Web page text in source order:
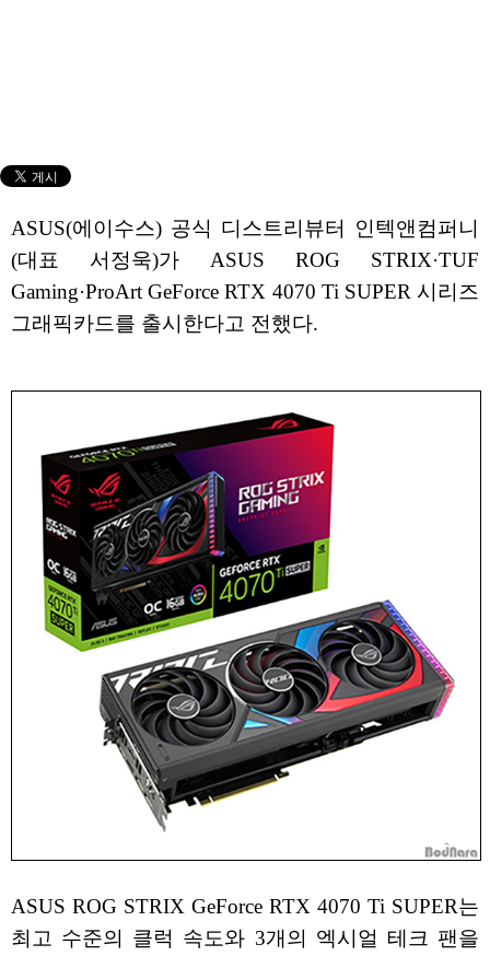
ASUS(에이수스) 공식 디스트리뷰터 인텍앤컴퍼니
(대표 서정욱)가 ASUS ROG STRIX·TUF
Gaming·ProArt GeForce RTX 4070 Ti SUPER 시리즈
그래픽카드를 출시한다고 전했다.
ASUS ROG STRIX GeForce RTX 4070 Ti SUPER는
최고 수준의 클럭 속도와 3개의 엑시얼 테크 팬을